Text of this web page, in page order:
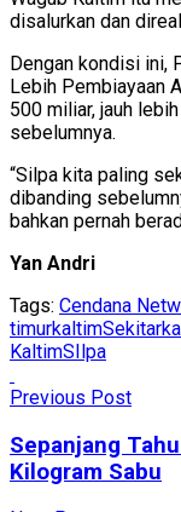
disalurkan dan
Dengan kondisi ini,
Lebih Pembiayaan
500 miliar, jauh
sebelumnya.
“Silpa kita paling
dibanding
bahkan pernah
Yan Andri
Tags: Cendana
timurkaltim
KaltimSIlpa
Previous Post
Sepanjang
Kilogram Sabu